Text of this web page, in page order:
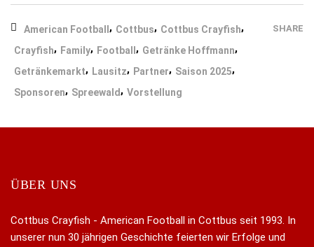
American Football , Cottbus, Cottbus Crayfish,
Crayfish, Family, Football , Getränke Hoffmann,
Getränkemarkt, Lausitz, Partner, Saison 2025,
Sponsoren, Spreewald , Vorstellung
SHARE
ÜBER UNS
Cottbus Crayfish - American Football in Cottbus seit 1993. In
unserer nun 30 jährigen Geschichte feierten wir Erfolge und